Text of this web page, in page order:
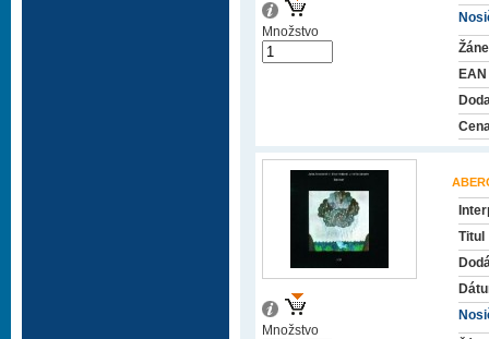
EAN
Množstvo
Titul
Množstvo